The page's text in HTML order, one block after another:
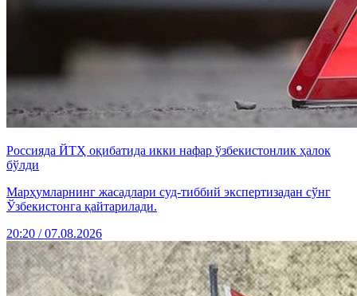
Россияда ЙТҲ оқибатида икки нафар ўзбекистонлик ҳалок
бўлди
Марҳумларнинг жасадлари суд-тиббий экспертизадан сўнг
Ўзбекистонга қайтарилади.
20:20 / 07.08.2026